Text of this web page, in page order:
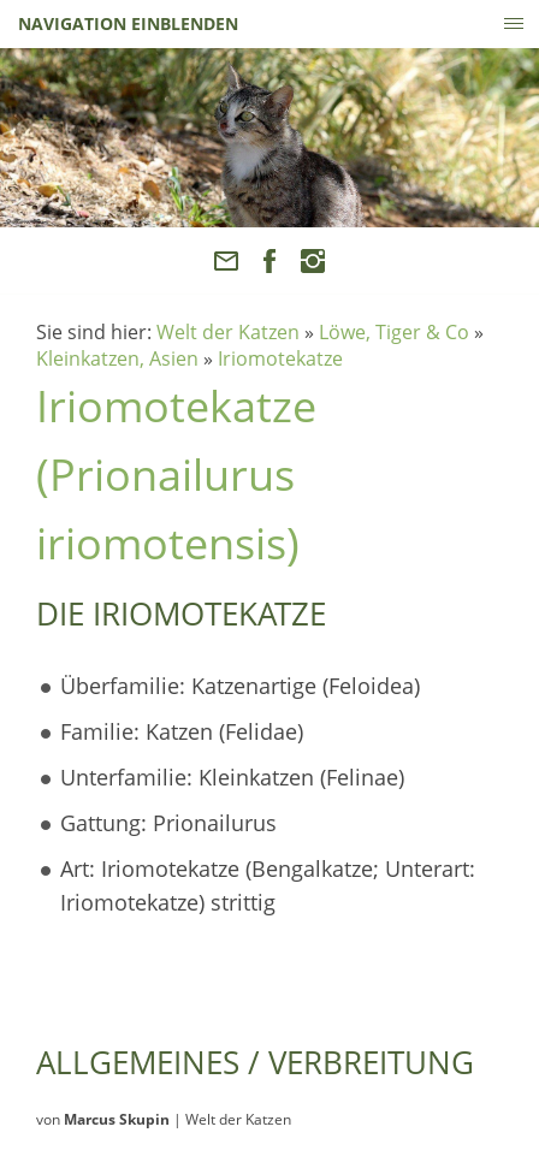
NAVIGATION EINBLENDEN
Sie sind hier: Welt der Katzen » Löwe, Tiger & Co »
Kleinkatzen, Asien » Iriomotekatze
Iriomotekatze
(Prionailurus
iriomotensis)
DIE IRIOMOTEKATZE
Überfamilie: Katzenartige (Feloidea)
Familie: Katzen (Felidae)
Unterfamilie: Kleinkatzen (Felinae)
Gattung: Prionailurus
Art: Iriomotekatze (Bengalkatze; Unterart:
Iriomotekatze) strittig
ALLGEMEINES / VERBREITUNG
von Marcus Skupin | Welt der Katzen